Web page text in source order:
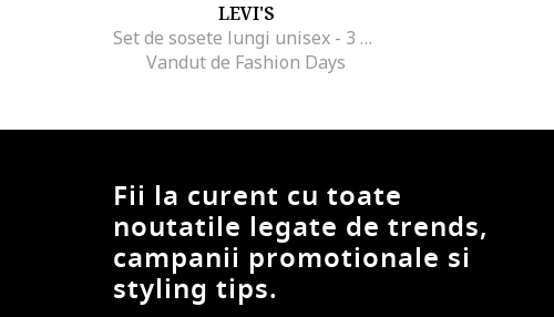
LEVI'S
Set de sosete lungi unisex - 3 perechi, Rosu/Negru
Vandut de Fashion Days
Fii la curent cu toate
noutatile legate de trends,
campanii promotionale si
styling tips.